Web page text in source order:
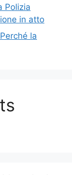
Polizia
in atto
la